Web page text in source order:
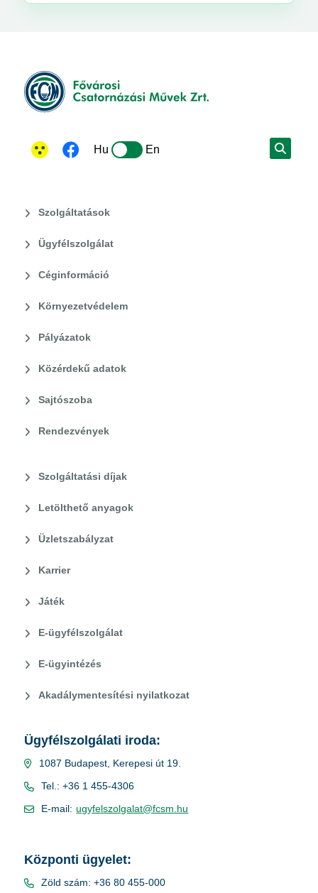
Hu En
Szolgáltatások
Ügyfélszolgálat
Céginformáció
Környezetvédelem
Pályázatok
Közérdekű adatok
Sajtószoba
Rendezvények
Szolgáltatási díjak
Letölthető anyagok
Üzletszabályzat
Karrier
Játék
E-ügyfélszolgálat
E-ügyintézés
Akadálymentesítési nyilatkozat
Ügyfélszolgálati iroda:
1087 Budapest, Kerepesi út 19.
Tel.: +36 1 455-4306
E-mail: ugyfelszolgalat@fcsm.hu
Központi ügyelet:
Zöld szám: +36 80 455-000